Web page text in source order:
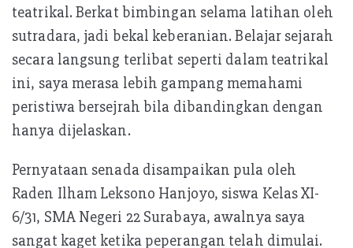
teatrikal. Berkat bimbingan selama latihan oleh
sutradara, jadi bekal keberanian. Belajar sejarah
secara langsung terlibat seperti dalam teatrikal
ini, saya merasa lebih gampang memahami
peristiwa bersejrah bila dibandingkan dengan
hanya dijelaskan.
Pernyataan senada disampaikan pula oleh
Raden Ilham Leksono Hanjoyo, siswa Kelas XI-
6/31, SMA Negeri 22 Surabaya, awalnya saya
sangat kaget ketika peperangan telah dimulai.